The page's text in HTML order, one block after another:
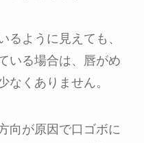
るように見えても、
いる場合は、唇がめ
なくありません。
向が原因で口ゴボに